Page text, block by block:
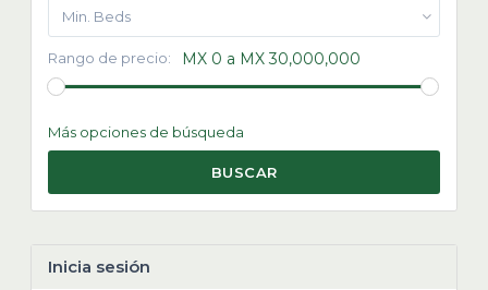
Min. Beds
Rango de precio: MX 0 a MX 30,000,000
Más opciones de búsqueda
BUSCAR
Inicia sesión